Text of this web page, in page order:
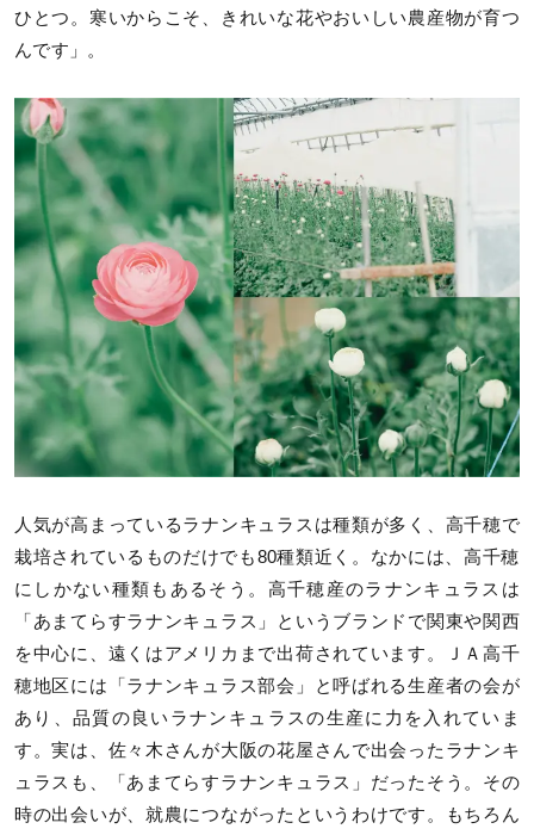
ひとつ。寒いからこそ、きれいな花やおいしい農産物が育つ
んです」。
人気が高まっているラナンキュラスは種類が多く、高千穂で
栽培されているものだけでも80種類近く。なかには、高千穂​
にしかない種類もあるそう。高千穂産のラナンキュラスは
「あまてらすラナンキュラス」というブランドで関東や関西
を中心に、遠くはアメリカまで出荷されています。ＪＡ高千
穂地区には「ラナンキュラス部会」と呼ばれる生産者の会が
あり、品質の良いラナンキュラスの生産に力を入れていま
す。実は、佐々木さんが大阪の花屋さんで出会ったラナンキ
ュラスも、「あまてらすラナンキュラス」だったそう。その
時の出会いが、就農につながったというわけです。もちろん